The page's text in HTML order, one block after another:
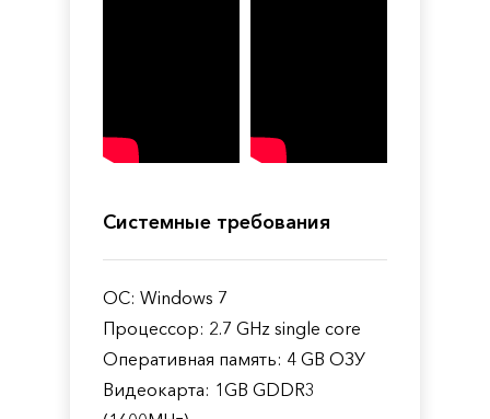
Системные требования
ОС: Windows 7
Процессор: 2.7 GHz single core
Оперативная память: 4 GB ОЗУ
Видеокарта: 1GB GDDR3